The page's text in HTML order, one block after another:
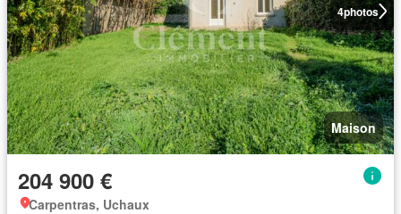
4photos
Maison
204 900 €
Carpentras, Uchaux